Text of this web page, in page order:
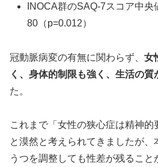
INOCA群のSAQ-7スコア中
80（p=0.012）
冠動脈病変の有無に関わらず、 女
く、身体的制限も強く、生活の質
た。
これまで「女性の狭心症は精神的
と漠然と考えられてきましたが
うつを調整しても性差が残ること